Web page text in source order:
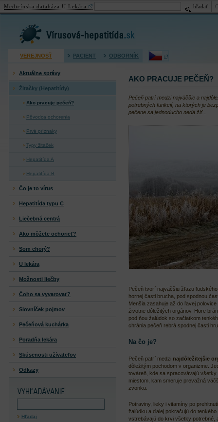
Virusová hepatitída (žltačka)
VEREJNOSŤ PACIENT ODBORNÍK
Aktuálne správy
Žltačky (Hepatitídy)
Ako pracuje pečeň?
Pôvodca ochorenia
Prvé príznaky
Typy žltaček
Hepatitída A
Hepatitída B
Čo je to vírus
Hepatitída typu C
Liečebná centrá
Ako môžete ochorieť?
Som chorý?
U lekára
Možnosti liečby
Čoho sa vyvarovať?
Slovníček pojmov
Pečeňová kuchárka
Poradňa lekára
Skúsenosti užívateľov
Odkazy
Hľadaj
AKO PRACUJE PEČEŇ?
Pečeň patrí medzi najväčšie a
potrebných funkcií, na ktorých je
pečene sa jednoducho nedá žiť...
Pečeň tvorí najväčšiu žľazu
hornej časti brucha, pod spodnou
Menšia zasahuje až do ľavej
životne dôležitých orgánov. Hore
pod ňou žalúdok so začiatkom
chránia pečeň rebrá spodnej časti
Na čo je?
Pečeň patrí medzi najdôležitejšie
dôležitým pochodom v organizme.
továreň, kde sa spracovávajú
miestom, kam smeruje prevažná
zvonku.
Potraviny, lieky i vitamíny po
žalúdku a ďalej pokračujú do
vstrebávajú do krvi všetky potrebné,
Medicínska databáza U Lekára hľadať